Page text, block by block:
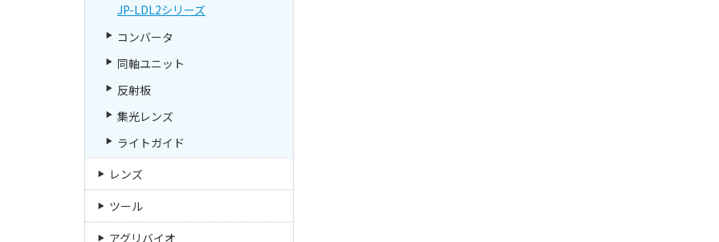
JP-LDL2シリーズ
コンバータ
同軸ユニット
反射板
集光レンズ
ライトガイド
レンズ
ツール
アグリバイオ